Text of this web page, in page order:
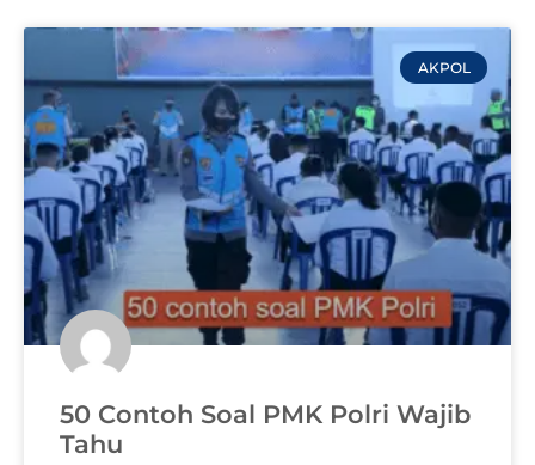
AKPOL
50 Contoh Soal PMK Polri Wajib
Tahu